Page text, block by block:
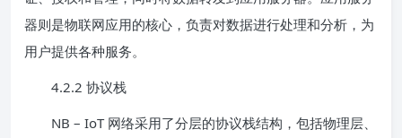
器则是物联网应用的核心，负责对数据进行处理和分析，为
用户提供各种服务。
4.2.2 协议栈
NB – IoT 网络采用了分层的协议栈结构，包括物理层、